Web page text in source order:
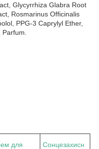
Glycyrrhiza Glabra Root
Rosmarinus Officinalis
PPG-3 Caprylyl Ether,
для Сонцезахисн